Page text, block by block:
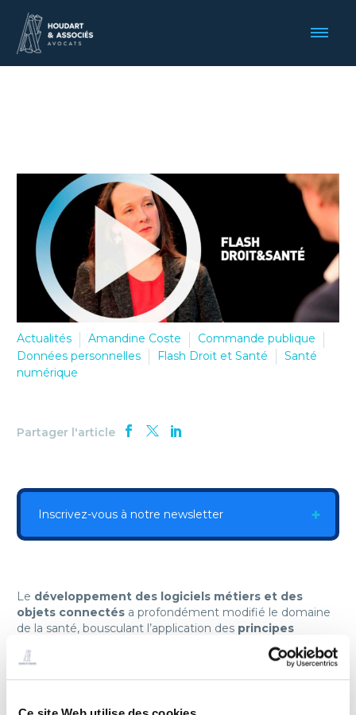
Actualités Amandine Coste
Commande publique
Données personnelles
Flash Droit et Santé
Santé
numérique
Partager l'article
Inscrivez-vous à notre newsletter
Le développement des logiciels métiers et des
objets connectés a profondément modifié le domaine
de la santé, bousculant l’application des principes
écurité
informatique en matière médicale.